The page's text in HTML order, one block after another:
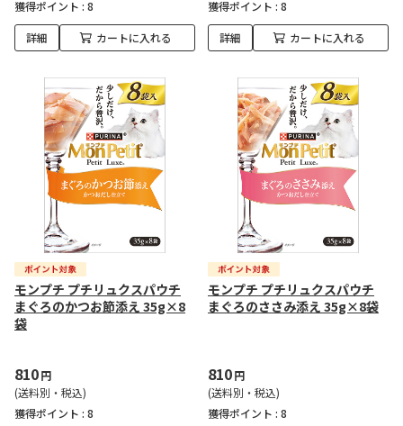
獲得ポイント : 8
詳細 カートに入れる
獲得ポイント : 8
詳細 カートに入れる
モンプチ プチリュクスパウチ
まぐろのかつお節添え 35g×8
袋
810円
(送料別・税込)
獲得ポイント : 8
モンプチ プチリュクスパウチ
まぐろのささみ添え 35g×8袋
810円
(送料別・税込)
獲得ポイント : 8